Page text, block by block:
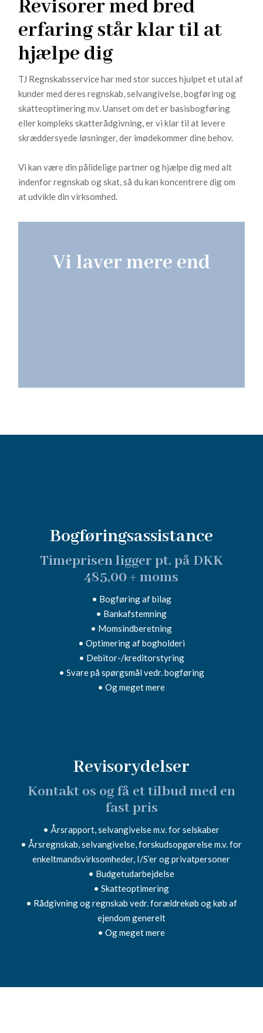
Revisorer med bred
erfaring står klar til at
hjælpe dig
TJ Regnskabsservice har med stor succes hjulpet et utal af
kunder med deres regnskab, selvangivelse, bogføring og
skatteoptimering m.v. Uanset om det er basisbogføring
eller kompleks skatterådgivning, er vi klar til at levere
skræddersyede løsninger, der imødekommer dine behov.
Vi kan være din pålidelige partner og hjælpe dig med alt
indenfor regnskab og skat, så du kan koncentrere dig om
at udvikle din virksomhed.
Vi laver mere end
Bogføringsassistance
Timeprisen ligger pt. på DKK
485,00 + moms
• Bogføring af bilag
• Bankafstemning
• Momsindberetning
• Optimering af bogholderi
• Debitor-/kreditorstyring
• Svare på spørgsmål vedr. bogføring
• Og meget mere
Revisorydelser
Kontakt os og få et tilbud med en
fast pris
• Årsrapport, selvangivelse m.v. for selskaber
• Årsregnskab, selvangivelse, forskudsopgørelse m.v. for
enkeltmandsvirksomheder, I/S’er og privatpersoner
• Budgetudarbejdelse
• Skatteoptimering
• Rådgivning og regnskab vedr. forældrekøb og køb af
ejendom generelt
• Og meget mere